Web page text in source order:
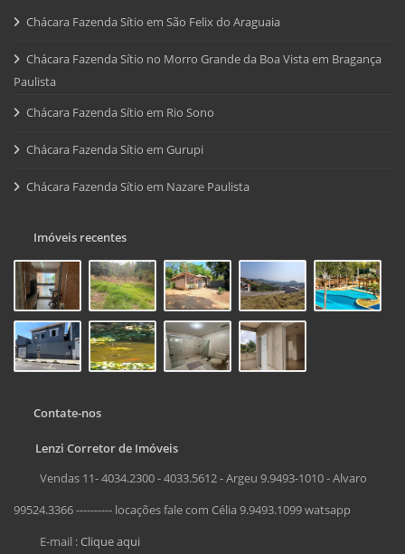
Chácara Fazenda Sítio em São Felix do Araguaia
Chácara Fazenda Sítio no Morro Grande da Boa Vista em Bragança
Paulista
Chácara Fazenda Sítio em Rio Sono
Chácara Fazenda Sítio em Gurupi
Chácara Fazenda Sítio em Nazare Paulista
Imóveis recentes
Contate-nos
Lenzi Corretor de Imóveis
Vendas 11- 4034.2300 - 4033.5612 - Argeu 9.9493-1010 - Alvaro
99524.3366 ---------- locações fale com Célia 9.9493.1099 watsapp
E-mail :Clique aqui